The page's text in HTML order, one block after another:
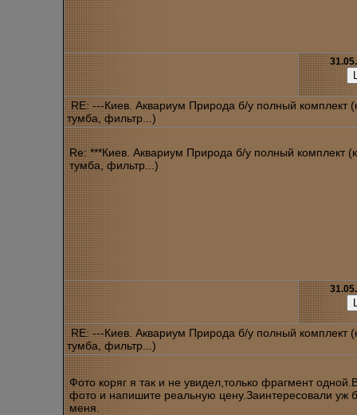
RE: ---Киев. Аквариум Природа б/у полный комплект
тумба, фильтр...)
Re: ***Киев. Аквариум Природа б/у полный комплект
тумба, фильтр...)
RE: ---Киев. Аквариум Природа б/у полный комплект
тумба, фильтр...)
Фото коряг я так и не увидел,только фрагмент
фото и напишите реальную цену.Заинтересовали уж
меня.